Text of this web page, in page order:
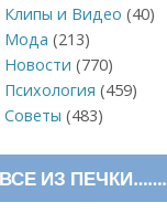
Клипы и Видео (40)
Мода (213)
Новости (770)
Психология (459)
Советы (483)
ВСЕ ИЗ ПЕЧКИ…….